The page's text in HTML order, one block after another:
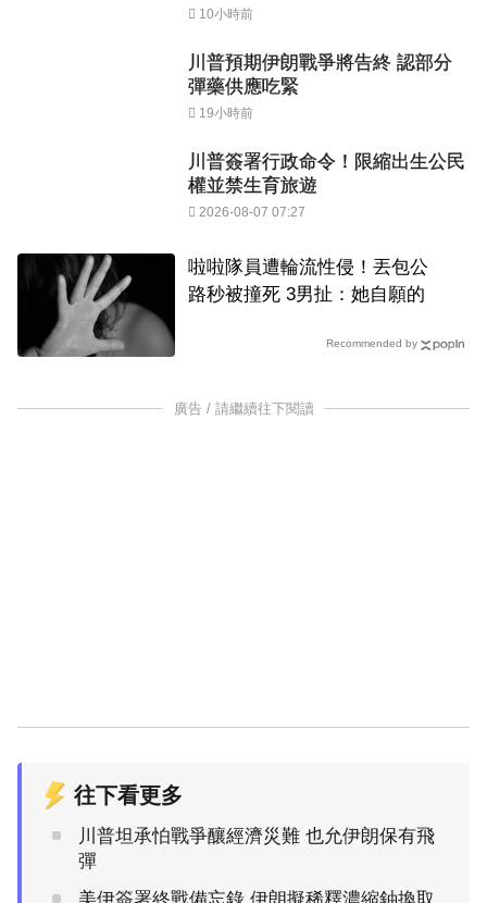
10小時前
川普預期伊朗戰爭將告終 認部分
彈藥供應吃緊
19小時前
川普簽署行政命令！限縮出生公民
權並禁生育旅遊
2026-08-07 07:27
啦啦隊員遭輪流性侵！丟包公
路秒被撞死 3男扯：她自願的
Recommended by
廣告 / 請繼續往下閱讀
往下看更多
川普坦承怕戰爭釀經濟災難 也允伊朗保有飛
彈